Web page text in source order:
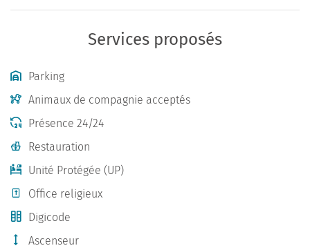
Services proposés
Parking
Animaux de compagnie acceptés
Présence 24/24
Restauration
Unité Protégée (UP)
Office religieux
Digicode
Ascenseur